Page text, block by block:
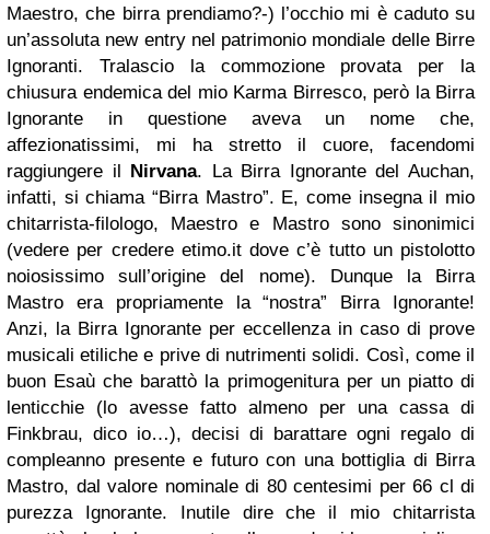
Maestro, che birra prendiamo?-) l’occhio mi è caduto su
un’assoluta new entry nel patrimonio mondiale delle Birre
Ignoranti. Tralascio la commozione provata per la
chiusura endemica del mio Karma Birresco, però la Birra
Ignorante in questione aveva un nome che,
affezionatissimi, mi ha stretto il cuore, facendomi
raggiungere il Nirvana. La Birra Ignorante del Auchan,
infatti, si chiama “Birra Mastro”. E, come insegna il mio
chitarrista-filologo, Maestro e Mastro sono sinonimici
(vedere per credere etimo.it dove c’è tutto un pistolotto
noiosissimo sull’origine del nome). Dunque la Birra
Mastro era propriamente la “nostra” Birra Ignorante!
Anzi, la Birra Ignorante per eccellenza in caso di prove
musicali etiliche e prive di nutrimenti solidi. Così, come il
buon Esaù che barattò la primogenitura per un piatto di
lenticchie (lo avesse fatto almeno per una cassa di
Finkbrau, dico io…), decisi di barattare ogni regalo di
compleanno presente e futuro con una bottiglia di Birra
Mastro, dal valore nominale di 80 centesimi per 66 cl di
purezza Ignorante. Inutile dire che il mio chitarrista